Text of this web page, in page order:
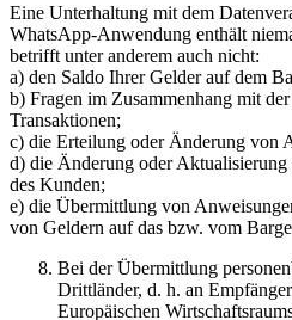
Eine Unterhaltung mit dem
WhatsApp-Anwendung enthält
betrifft unter anderem auch nicht:
a) den Saldo Ihrer Gelder auf dem
b) Fragen im Zusammenhang mit
Transaktionen;
c) die Erteilung oder Änderung von
d) die Änderung oder Aktualisierung
des Kunden;
e) die Übermittlung von
von Geldern auf das bzw. vom
Bei der Übermittlung
Drittländer, d. h. an
Europäischen